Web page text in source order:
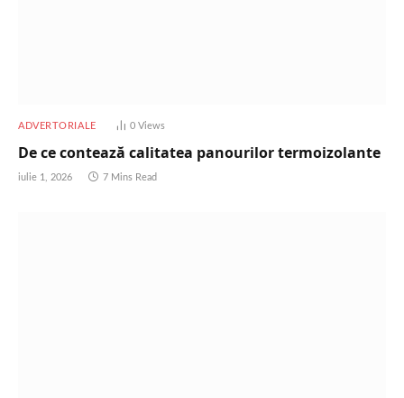
ADVERTORIALE 0 Views
De ce contează calitatea panourilor termoizolante
iulie 1, 2026 7 Mins Read